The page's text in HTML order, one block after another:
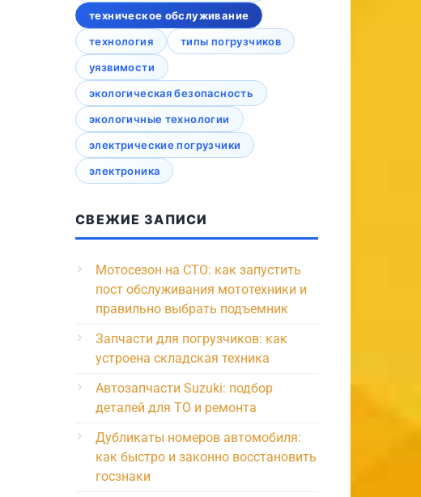
техническое обслуживание
технология
типы погрузчиков
уязвимости
экологическая безопасность
экологичные технологии
электрические погрузчики
электроника
СВЕЖИЕ ЗАПИСИ
Мотосезон на СТО: как запустить
пост обслуживания мототехники и
правильно выбрать подъемник
Запчасти для погрузчиков: как
устроена складская техника
Автозапчасти Suzuki: подбор
деталей для ТО и ремонта
Дубликаты номеров автомобиля:
как быстро и законно восстановить
госзнаки